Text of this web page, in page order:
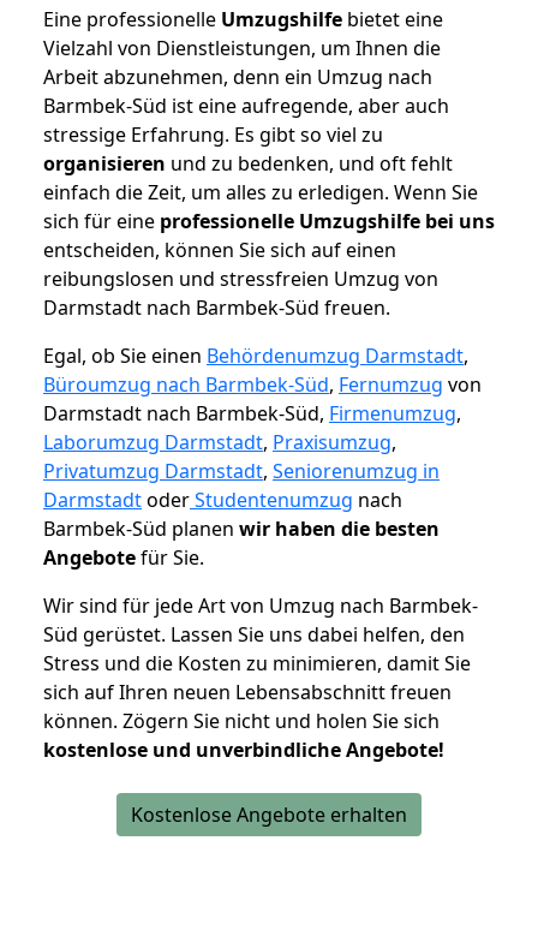
Eine professionelle Umzugshilfe bietet eine
Vielzahl von Dienstleistungen, um Ihnen die
Arbeit abzunehmen, denn ein Umzug nach
Barmbek-Süd ist eine aufregende, aber auch
stressige Erfahrung. Es gibt so viel zu
organisieren und zu bedenken, und oft fehlt
einfach die Zeit, um alles zu erledigen. Wenn Sie
sich für eine professionelle Umzugshilfe bei uns
entscheiden, können Sie sich auf einen
reibungslosen und stressfreien Umzug von
Darmstadt nach Barmbek-Süd freuen.
Egal, ob Sie einen Behördenumzug Darmstadt,
Büroumzug nach Barmbek-Süd, Fernumzug von
Darmstadt nach Barmbek-Süd, Firmenumzug,
Laborumzug Darmstadt, Praxisumzug,
Privatumzug Darmstadt, Seniorenumzug in
DarmstadtoderStudentenumzug nach
Barmbek-Süd planen wir haben die besten
Angebotefür Sie.
Wir sind für jede Art von Umzug nach Barmbek-
Süd gerüstet. Lassen Sie uns dabei helfen, den
Stress und die Kosten zu minimieren, damit Sie
sich auf Ihren neuen Lebensabschnitt freuen
können. Zögern Sie nicht und holen Sie sich
kostenlose und unverbindliche Angebote!
Kostenlose Angebote erhalten